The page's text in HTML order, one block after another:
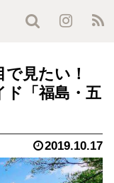
見たい！
ド「福島・五
2019.10.17